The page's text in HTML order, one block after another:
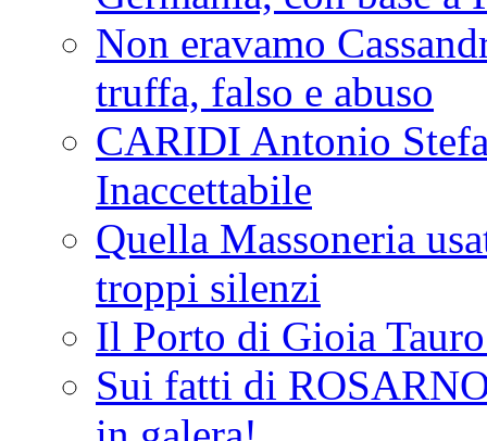
Non eravamo
truffa, falso e abuso
CARIDI Antonio
Inaccettabile
Quella Massoneria
troppi silenzi
Il Porto di Gioia
Sui fatti di